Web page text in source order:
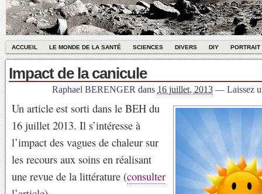
ACCUEIL LE MONDE DE LA SANTÉ SCIENCES DIVERS DIY PORTRAIT
Impact de la canicule
Raphael BERENGER dans 16 juillet, 2013 — Laissez
Un article est sorti dans le BEH du
16 juillet 2013. Il s’intéresse à
l’impact des vagues de chaleur sur
les recours aux soins en réalisant
une revue de la littérature (consulter